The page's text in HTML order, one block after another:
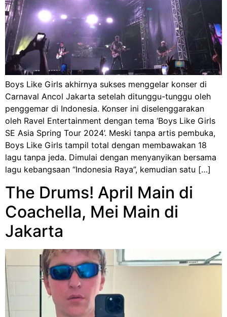
Boys Like Girls akhirnya sukses menggelar konser di
Carnaval Ancol Jakarta setelah ditunggu-tunggu oleh
penggemar di Indonesia. Konser ini diselenggarakan
oleh Ravel Entertainment dengan tema ‘Boys Like Girls
SE Asia Spring Tour 2024’. Meski tanpa artis pembuka,
Boys Like Girls tampil total dengan membawakan 18
lagu tanpa jeda. Dimulai dengan menyanyikan bersama
lagu kebangsaan “Indonesia Raya”, kemudian satu […]
The Drums! April Main di
Coachella, Mei Main di
Jakarta